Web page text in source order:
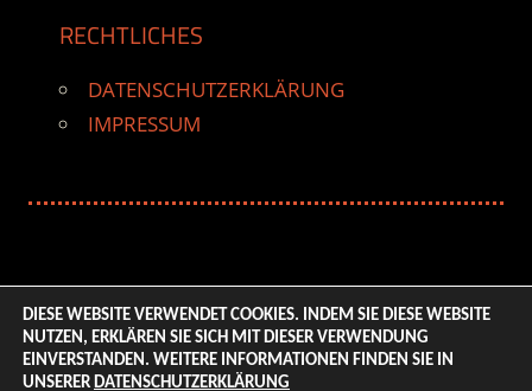
RECHTLICHES
DATENSCHUTZERKLÄRUNG
IMPRESSUM
© 2026 ENTERTAINMENT BASE – Life & Style Magazine.
All Rights Reserved. | Based on
DIESE WEBSITE VERWENDET COOKIES. INDEM SIE DIESE WEBSITE
NUTZEN, ERKLÄREN SIE SICH MIT DIESER VERWENDUNG
EINVERSTANDEN. WEITERE INFORMATIONEN FINDEN SIE IN
UNSERER DATENSCHUTZERKLÄRUNG